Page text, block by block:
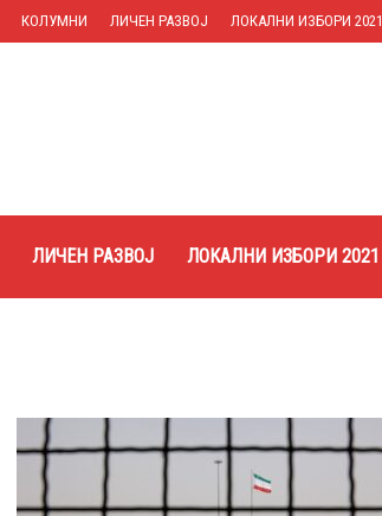
КОЛУМНИ ЛИЧЕН РАЗВОЈ ЛОКАЛНИ ИЗБОРИ 2021
ЛИЧЕН РАЗВОЈ ЛОКАЛНИ ИЗБОРИ 2021